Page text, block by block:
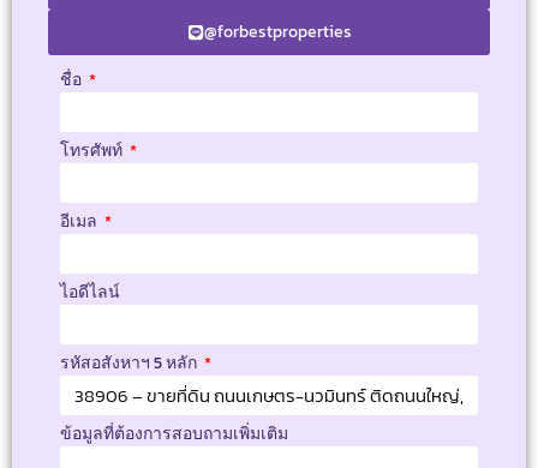
@forbestproperties
ชื่อ
โทรศัพท์
อีเมล
ไอดีไลน์
รหัสอสังหาฯ 5 หลัก
ข้อมูลที่ต้องการสอบถามเพิ่มเติม